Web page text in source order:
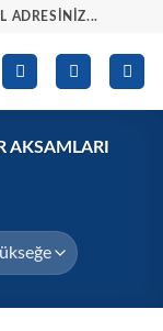
ADRESINIZ...
AKSAMLARI